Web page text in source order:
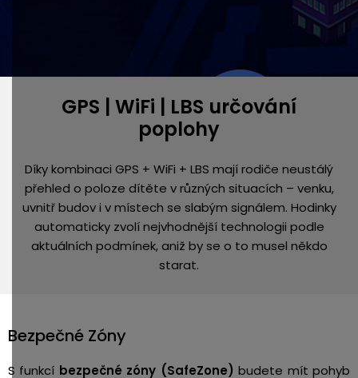
GPS | WiFi | LBS určování
poplohy
Díky kombinaci GPS + WiFi + LBS mají rodiče neustálý
přehled o poloze dítěte v různých situacích – venku,
uvnitř budov i v místech se slabým signálem. Hodinky
automaticky zvolí nejvhodnější technologii podle
aktuálních podmínek, aniž by se o to musel někdo
starat.
Bezpečné Zóny
S funkcí bezpečné zóny (SafeZone) budete mít pohyb